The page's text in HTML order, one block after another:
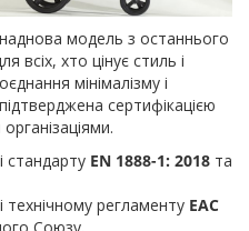
модель з останнього
всіх, хто цінує стиль і
мінімалізму і
сертифікацією
стандарту EN 1888-1: 2018 та
технічному регламенту EAC